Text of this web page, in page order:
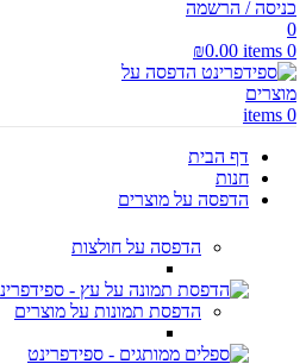
כניסה / הרשמה
0
0
items
₪0.00
0
items
דף הבית
חנות
הדפסה על מוצרים
הדפסה על חולצות
הדפסת תמונות על מוצרים